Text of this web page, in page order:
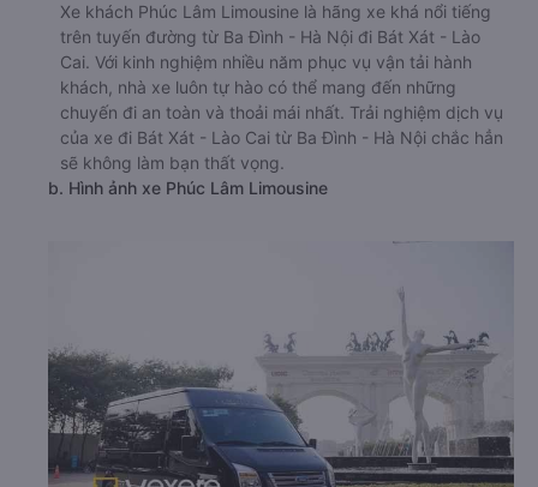
Xe khách Phúc Lâm Limousine là hãng xe khá nổi tiếng
trên tuyến đường từ Ba Đình - Hà Nội đi Bát Xát - Lào
Cai. Với kinh nghiệm nhiều năm phục vụ vận tải hành
khách, nhà xe luôn tự hào có thể mang đến những
chuyến đi an toàn và thoải mái nhất. Trải nghiệm dịch vụ
của xe đi Bát Xát - Lào Cai từ Ba Đình - Hà Nội chắc hẳn
sẽ không làm bạn thất vọng.
b. Hình ảnh xe Phúc Lâm Limousine